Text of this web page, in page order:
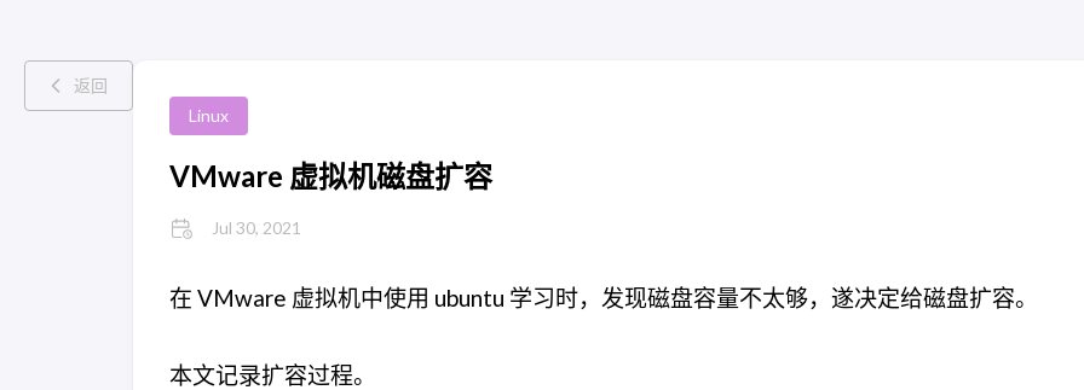
返回
Linux
VMware 虚拟机磁盘扩容
Jul 30, 2021
在 VMware 虚拟机中使用 ubuntu 学习时，发现磁盘容量不太够，遂决定给磁盘扩容。
本文记录扩容过程。